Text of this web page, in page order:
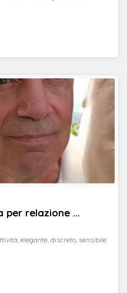
per relazione ...
elegante, discreto, sensibile